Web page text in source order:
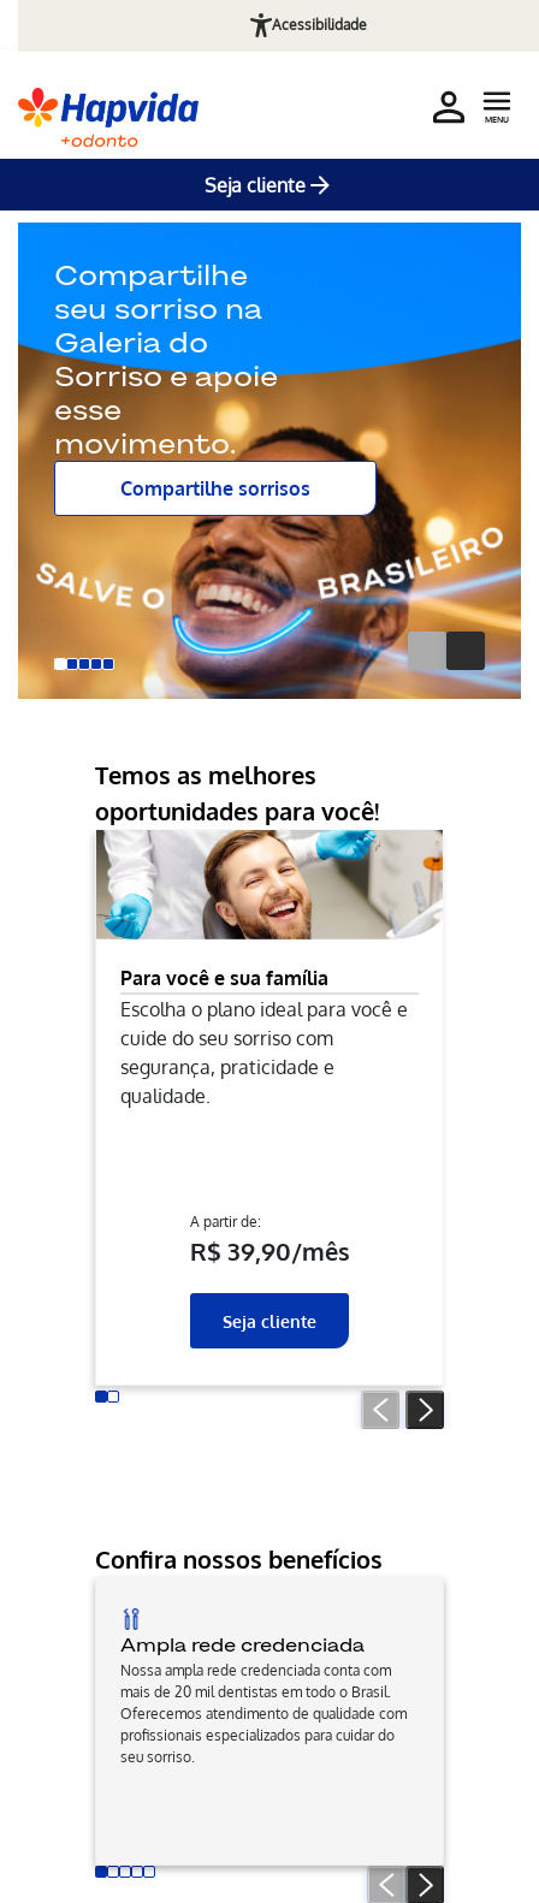
Acessibilidade
Seja cliente
MENU
Sorria com
Saúde! Planos
odontológicos
acessíveis e
completos.
Por apenas R$ 39,90/Mês.
Saiba mais
Temos as melhores
oportunidades para você!
Para você e sua família
Escolha o plano ideal para você e
cuide do seu sorriso com
segurança, praticidade e
qualidade.
A partir de:
R$ 39,90/mês
Seja cliente
Confira nossos benefícios
Ampla rede credenciada
Nossa ampla rede credenciada conta com
mais de 20 mil dentistas em todo o Brasil.
Oferecemos atendimento de qualidade com
profissionais especializados para cuidar do
seu sorriso.